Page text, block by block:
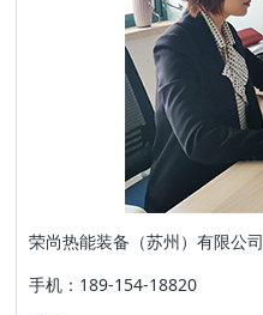
荣尚热能装备（苏州）有限公司
手机：189-154-18820